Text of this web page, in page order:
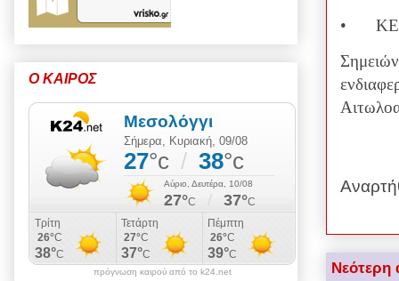
•
Νεότερη
Ο ΚΑΙΡΟΣ
πρόγνωση καιρού από το k24.net